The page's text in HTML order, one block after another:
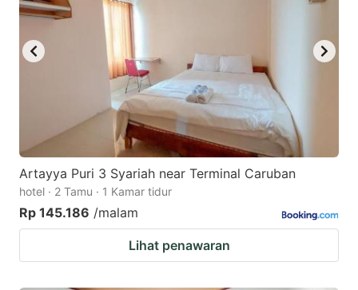
Artayya Puri 3 Syariah near Terminal Caruban
hotel · 2 Tamu · 1 Kamar tidur
Rp 145.186 /malam
Lihat penawaran